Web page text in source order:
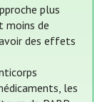
plus
moins de
des effets
les